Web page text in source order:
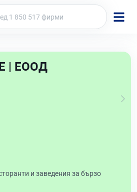
| ЕООД
и заведения за бързо